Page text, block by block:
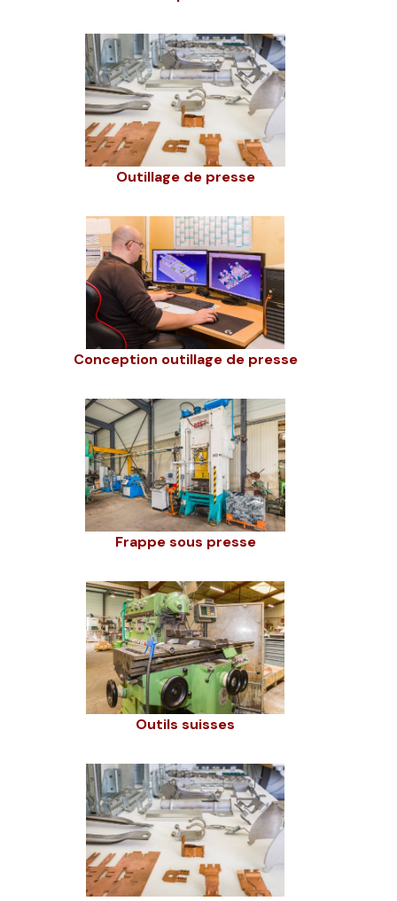
Outillage de presse
Conception outillage de presse
Frappe sous presse
Outils suisses